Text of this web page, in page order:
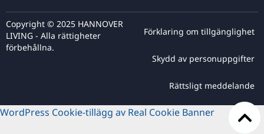
Copyright © 2025 HANNOVER
LIVING - Alla rättigheter
förbehållna.
Förklaring om tillgänglighet
Skydd av personuppgifter
Rättsligt meddelande
WordPress Cookie-tillägg av Real Cookie Banner